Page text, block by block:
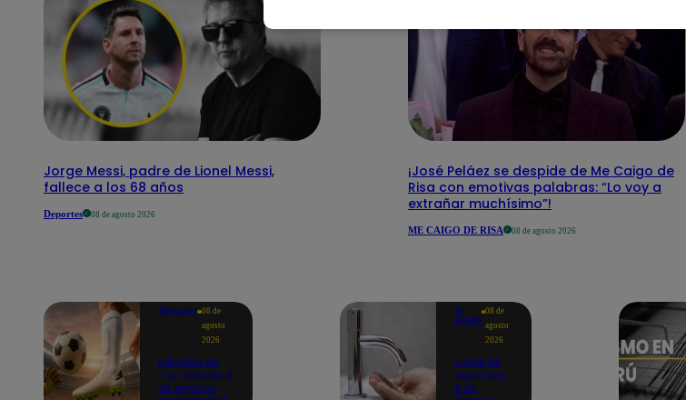
Jorge Messi, padre de Lionel Messi,
fallece a los 68 años
Deportes 08 de agosto 2026
¡José Peláez se despide de Me Caigo de
Risa con emotivas palabras: “Lo voy a
extrañar muchísimo”!
ME CAIGO DE RISA 08 de agosto 2026
Deportes 08 de
agosto
2026
Partidos de
hoy, sábado 8
de agosto:
Te
ayudo
08 de
agosto
2026
Corte de
agua hoy,
8 de